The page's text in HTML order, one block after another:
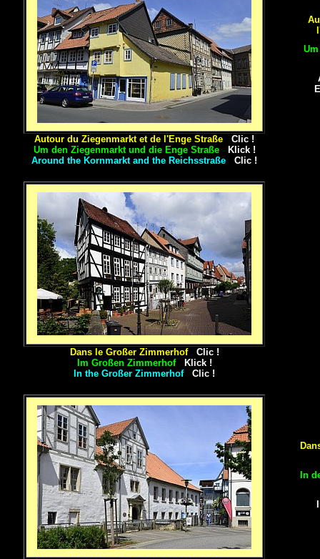
Autour du Ziegenmarkt et de l'Enge Straße
Clic !
Um den Ziegenmarkt und die Enge Straße
Klick !
Around the Kornmarkt and the Reichsstraße
Clic !
Dans le Großer Zimmerhof
Clic !
Im Großen Zimmerhof
Klick !
In the Großer Zimmerhof
Clic !
In